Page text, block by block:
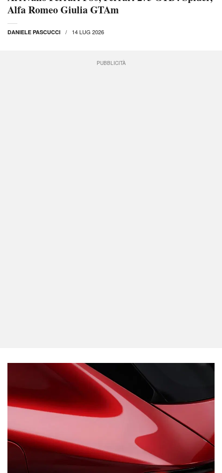
Alfa Romeo Giulia GTAm
DANIELE PASCUCCI 14 LUG 2026
PUBBLICITÀ